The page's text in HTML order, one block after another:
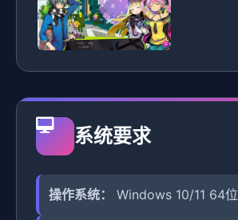
系统要求
操作系统： Windows 10/11 64位